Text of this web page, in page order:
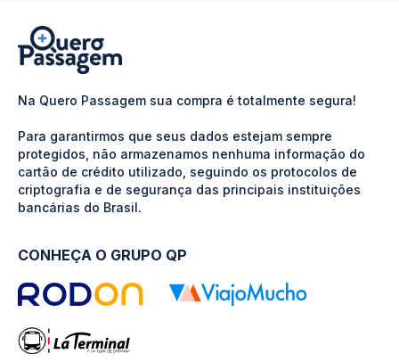
Na Quero Passagem sua compra é totalmente segura!
Para garantirmos que seus dados estejam sempre
protegidos, não armazenamos nenhuma informação do
cartão de crédito utilizado, seguindo os protocolos de
criptografia e de segurança das principais instituições
bancárias do Brasil.
CONHEÇA O GRUPO QP